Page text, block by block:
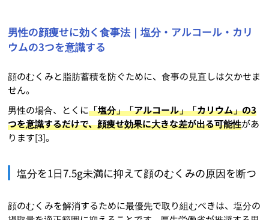
男性の顔痩せに効く食事法｜塩分・アルコール・カリ
ウムの3つを意識する
顔のむくみと脂肪蓄積を防ぐために、食事の見直しは欠かせま
せん。
男性の場合、とくに「塩分」「アルコール」「カリウム」の3
つを意識するだけで、顔痩せ効果に大きな差が出る可能性があ
ります[3]。
塩分を1日7.5g未満に抑えて顔のむくみの原因を断つ
顔のむくみを解消するために最優先で取り組むべきは、塩分の